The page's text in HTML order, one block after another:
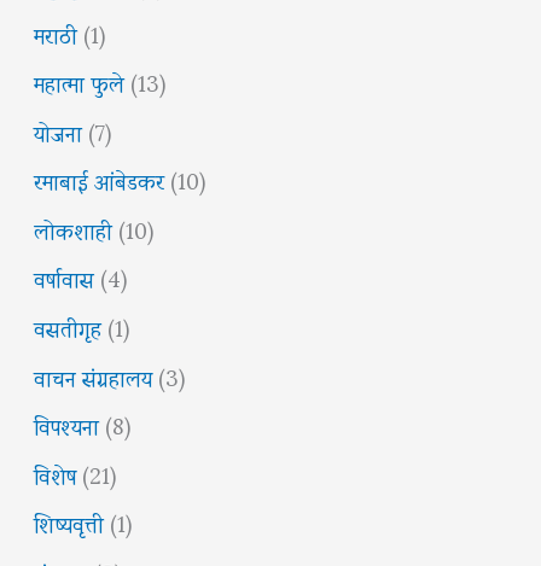
मराठी(1)
महात्मा फुले(13)
योजना(7)
रमाबाई आंबेडकर(10)
लोकशाही(10)
वर्षावास(4)
वसतीगृह(1)
वाचन संग्रहालय(3)
विपश्यना(8)
विशेष(21)
शिष्यवृत्ती(1)